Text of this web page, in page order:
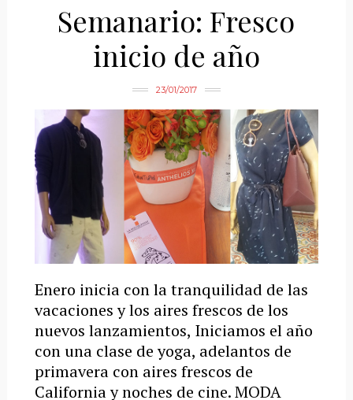
Semanario: Fresco
inicio de año
23/01/2017
Enero inicia con la tranquilidad de las
vacaciones y los aires frescos de los
nuevos lanzamientos, Iniciamos el año
con una clase de yoga, adelantos de
primavera con aires frescos de
California y noches de cine. MODA